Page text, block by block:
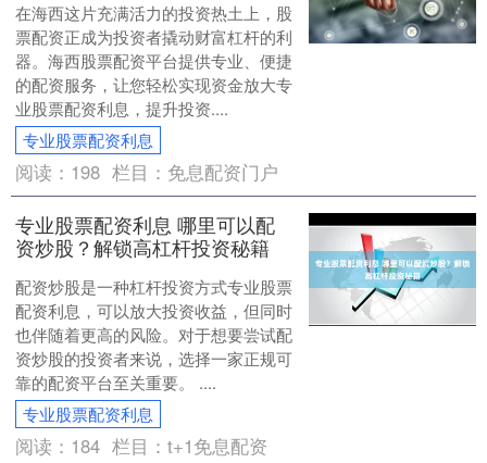
在海西这片充满活力的投资热土上，股
票配资正成为投资者撬动财富杠杆的利
器。海西股票配资平台提供专业、便捷
的配资服务，让您轻松实现资金放大专
业股票配资利息，提升投资....
专业股票配资利息
阅读： 198 栏目： 免息配资门户
专业股票配资利息 哪里可以配
资炒股？解锁高杠杆投资秘籍
配资炒股是一种杠杆投资方式专业股票
配资利息，可以放大投资收益，但同时
也伴随着更高的风险。对于想要尝试配
资炒股的投资者来说，选择一家正规可
靠的配资平台至关重要。 ....
专业股票配资利息
阅读： 184 栏目：t+1免息配资